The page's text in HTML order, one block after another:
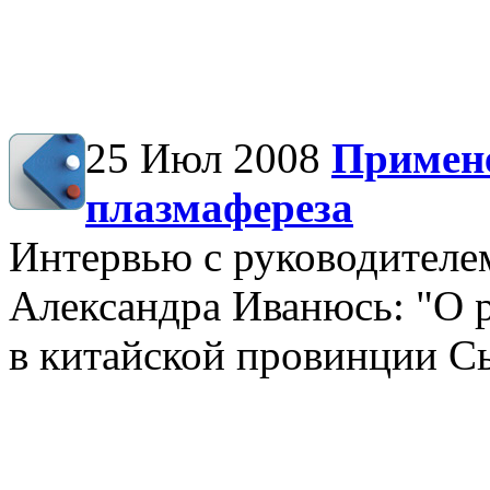
25 Июл 2008
плазмафереза
Интервью с
Александра Иванюсь: "О
в китайской провинции